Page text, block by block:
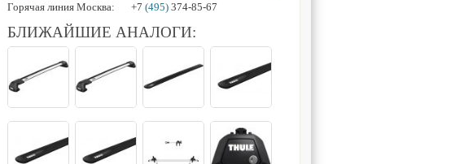
Горячая линия Москва: +7 (495) 374-85-67
БЛИЖАЙШИЕ АНАЛОГИ: